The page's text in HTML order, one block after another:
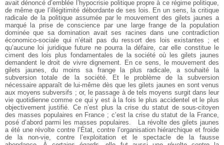
avait dénoncé d’emblée l’hypocrisie politique propre à ce régime politique,
de même que l’illégitimité débordante de ses lois. En un sens, la critique
radicale de la politique assumée par le mouvement des gilets jaunes a
marqué la prise de conscience par une large frange de la population
dominée que sa domination avait ses racines dans une contradiction
économico-sociale qui n’était pas du ressort des lois existantes ; et
qu’aucune loi juridique future ne pourra la défaire, car elle constitue le
ciment des lois plus fondamentales de la société où les gilets jaunes
demandent le droit de vivre dignement. En ce sens, le mouvement des
gilets jaunes, du moins sa frange la plus radicale, a souhaité la
subversion totale de la société. Et le problème de la subversion
nécessaire apparaît de lui-même dès que les gilets jaunes en sont venus
aux moyens subversifs ; or, le passage à de tels moyens surgit dans leur
vie quotidienne comme ce qui y est à la fois le plus accidentel et le plus
objectivement justifié. Ce n’est plus la crise du statut de sous-citoyen
des masses populaires en France ; c’est la crise du statut de la France,
posé d’abord parmi les masses populaires.
La révolte des gilets jaunes
a été une révolte contre l’État, contre l’organisation hiérarchique et froide
de la non-vie, contre l’exploitation et le spectacle de la fausse